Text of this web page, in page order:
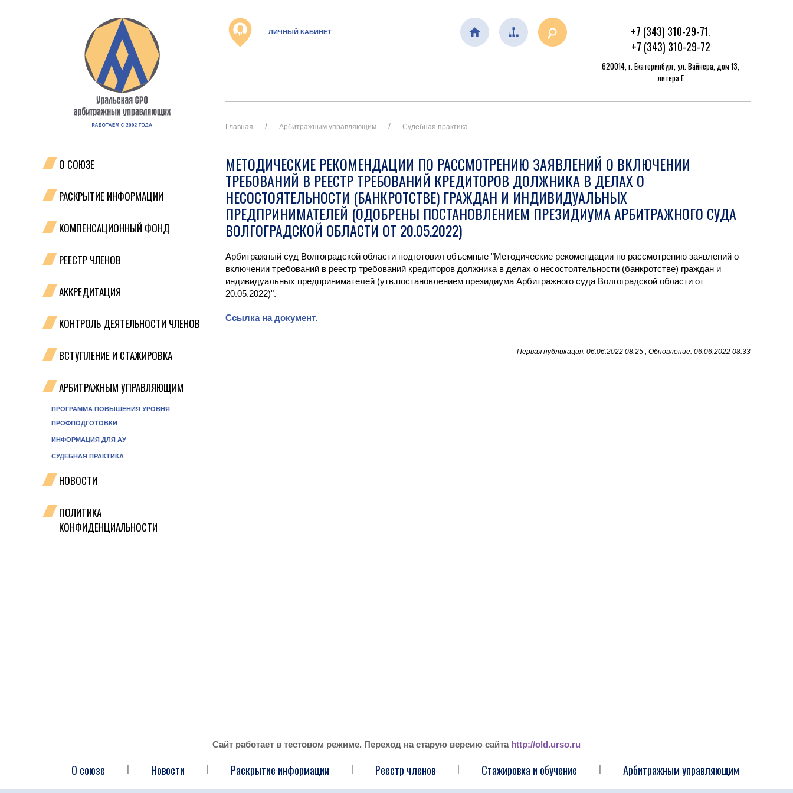
О СОЮЗЕ
РАСКРЫТИЕ ИНФОРМАЦИИ
КОМПЕНСАЦИОННЫЙ ФОНД
РЕЕСТР ЧЛЕНОВ
АККРЕДИТАЦИЯ
КОНТРОЛЬ ДЕЯТЕЛЬНОСТИ ЧЛЕНОВ
ВСТУПЛЕНИЕ И СТАЖИРОВКА
АРБИТРАЖНЫМ УПРАВЛЯЮЩИМ
ПРОГРАММА ПОВЫШЕНИЯ УРОВНЯ
ПРОФПОДГОТОВКИ
ИНФОРМАЦИЯ ДЛЯ АУ
СУДЕБНАЯ ПРАКТИКА
НОВОСТИ
ПОЛИТИКА
КОНФИДЕНЦИАЛЬНОСТИ
ЛИЧНЫЙ КАБИНЕТ +7 (343) 310-29-71,
+7 (343) 310-29-72
620014, г. Екатеринбург, ул. Вайнера, дом 13,
литера Е
Главная Арбитражным управляющим Судебная практика
МЕТОДИЧЕСКИЕ РЕКОМЕНДАЦИИ ПО РАССМОТРЕНИЮ ЗАЯВЛЕНИЙ О ВКЛЮЧЕНИИ
ТРЕБОВАНИЙ В РЕЕСТР ТРЕБОВАНИЙ КРЕДИТОРОВ ДОЛЖНИКА В ДЕЛАХ О
НЕСОСТОЯТЕЛЬНОСТИ (БАНКРОТСТВЕ) ГРАЖДАН И ИНДИВИДУАЛЬНЫХ
ПРЕДПРИНИМАТЕЛЕЙ (ОДОБРЕНЫ ПОСТАНОВЛЕНИЕМ ПРЕЗИДИУМА АРБИТРАЖНОГО СУДА
ВОЛГОГРАДСКОЙ ОБЛАСТИ ОТ 20.05.2022)
Арбитражный суд Волгоградской области подготовил объемные "Методические рекомендации по рассмотрению заявлений о
включении требований в реестр требований кредиторов должника в делах о несостоятельности (банкротстве) граждан и
индивидуальных предпринимателей (утв.постановлением президиума Арбитражного суда Волгоградской области от
20.05.2022)".
Ссылка на документ.
Первая публикация: 06.06.2022 08:25 , Обновление: 06.06.2022 08:33
Сайт работает в тестовом режиме. Переход на старую версию сайта http://old.urso.ru
О союзе | Новости | Раскрытие информации | Реестр членов | Стажировка и обучение | Арбитражным управляющим